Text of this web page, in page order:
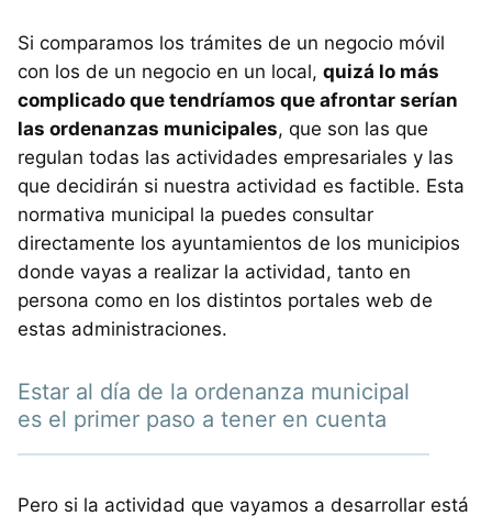
Si comparamos los trámites de un negocio móvil
con los de un negocio en un local, quizá lo más
complicado que tendríamos que afrontar serían
las ordenanzas municipales, que son las que
regulan todas las actividades empresariales y las
que decidirán si nuestra actividad es factible. Esta
normativa municipal la puedes consultar
directamente los ayuntamientos de los municipios
donde vayas a realizar la actividad, tanto en
persona como en los distintos portales web de
estas administraciones.
Estar al día de la ordenanza municipal
es el primer paso a tener en cuenta
Pero si la actividad que vayamos a desarrollar está